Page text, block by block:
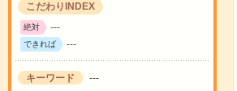
こだわりINDEX
絶対 ---
できれば ---
キーワード ---